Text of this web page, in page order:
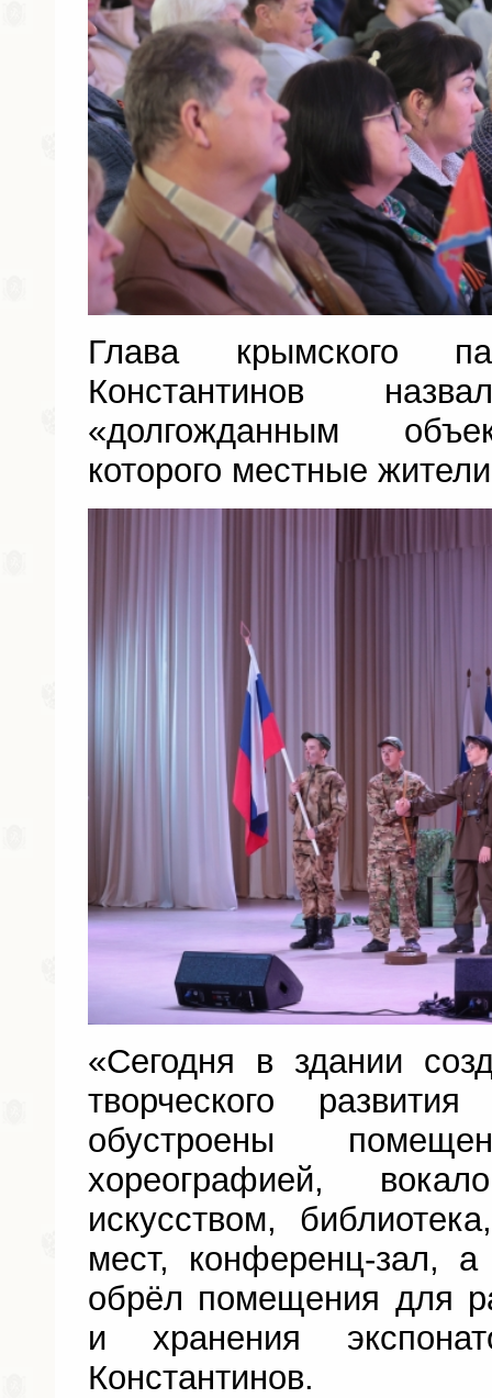
Глава крымского
Константинов
«долгожданным
которого местные
«Сегодня в здании
творческого
обустроены
хореографией,
искусством,
мест, конференц-зал,
обрёл помещения для
и хранения
Константинов.